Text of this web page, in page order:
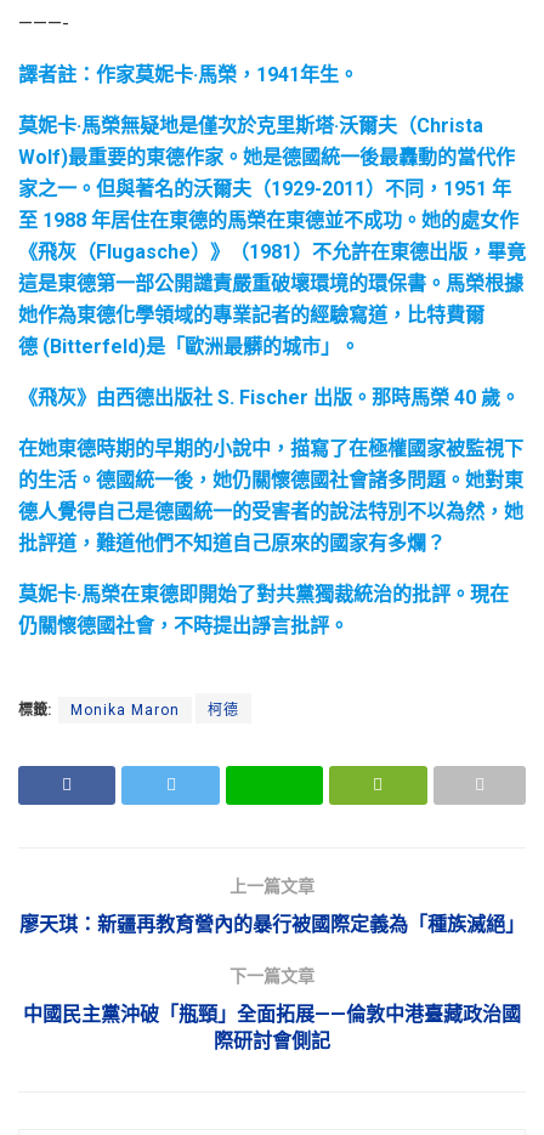
———-
譯者註：作家莫妮卡·馬榮，1941年生。
莫妮卡·馬榮無疑地是僅次於克里斯塔·沃爾夫（Christa
Wolf)最重要的東德作家。她是德國統一後最轟動的當代作
家之一。但與著名的沃爾夫（1929-2011）不同，1951 年
至 1988 年居住在東德的馬榮在東德並不成功。她的處女作
《飛灰（Flugasche）》（1981）不允許在東德出版，畢竟
這是東德第一部公開譴責嚴重破壞環境的環保書。馬榮根據
她作為東德化學領域的專業記者的經驗寫道，比特費爾
德 (Bitterfeld)是「歐洲最髒的城市」。
《飛灰》由西德出版社 S. Fischer 出版。那時馬榮 40 歲。
在她東德時期的早期的小說中，描寫了在極權國家被監視下
的生活。德國統一後，她仍關懷德國社會諸多問題。她對東
德人覺得自己是德國統一的受害者的說法特別不以為然，她
批評道，難道他們不知道自己原來的國家有多爛？
莫妮卡·馬榮在東德即開始了對共黨獨裁統治的批評。現在
仍關懷德國社會，不時提出諍言批評。
標籤: Monika Maron 柯德
上一篇文章
廖天琪：新疆再教育營內的暴行被國際定義為「種族滅絕」
下一篇文章
中國民主黨沖破「瓶頸」全面拓展——倫敦中港臺藏政治國
際研討會側記